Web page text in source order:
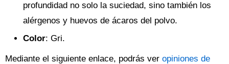
profundidad no solo la suciedad, sino también los
alérgenos y huevos de ácaros del polvo.
Color: Gri.
Mediante el siguiente enlace, podrás ver opiniones de